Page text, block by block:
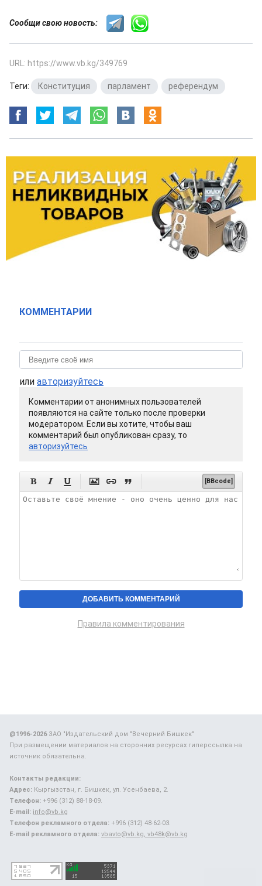
Сообщи свою новость:
URL: https://www.vb.kg/349769
Теги: Конституция парламент референдум
КОММЕНТАРИИ
или авторизуйтесь
Комментарии от анонимных пользователей
появляются на сайте только после проверки
модератором. Если вы хотите, чтобы ваш
комментарий был опубликован сразу, то
авторизуйтесь
      [BBcode]
Правила комментирования
@1996-2026ЗАО "Издательский дом "Вечерний Бишкек"
При размещении материалов на сторонних ресурсах гиперссылка на
источник обязательна.
Контакты редакции:
Адрес: Кыргызстан, г. Бишкек, ул. Усенбаева, 2.
Телефон: +996 (312) 88-18-09.
E-mail: info@vb.kg
Телефон рекламного отдела: +996 (312) 48-62-03.
E-mail рекламного отдела: vbavto@vb.kg, vb48k@vb.kg